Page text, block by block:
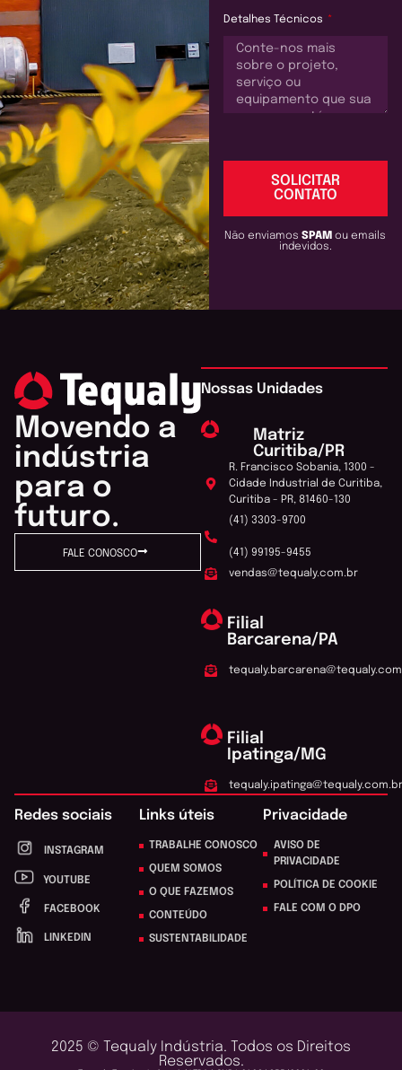
Detalhes Técnicos
SOLICITAR
CONTATO
Não enviamosSPAMou emails
indevidos.
Movendo a
indústria
para o
futuro.
FALE CONOSCO
Nossas Unidades
Matriz
Curitiba/PR
R. Francisco Sobania, 1300 -
Cidade Industrial de Curitiba,
Curitiba - PR, 81460-130
(41) 3303-9700
(41) 99195-9455
vendas@tequaly.com.br
Filial
Barcarena/PA
Filial
Ipatinga/MG
tequaly.ipatinga@tequaly.com.br
Redes sociais
INSTAGRAM
YOUTUBE
FACEBOOK
LINKEDIN
Links úteis
TRABALHE CONOSCO
QUEM SOMOS
O QUE FAZEMOS
CONTEÚDO
SUSTENTABILIDADE
Privacidade
AVISO DE
PRIVACIDADE
POLÍTICA DE COOKIE
FALE COM O DPO
2025 © Tequaly Indústria. Todos os Direitos
Reservados.